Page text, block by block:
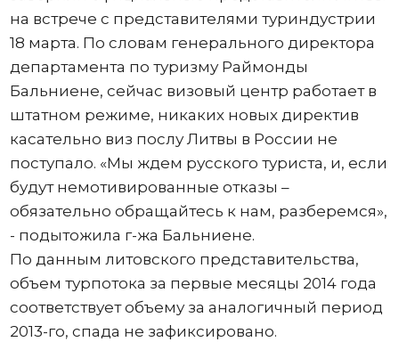
на встрече с представителями туриндустрии
18 марта. По словам генерального директора
департамента по туризму Раймонды
Бальниене, сейчас визовый центр работает в
штатном режиме, никаких новых директив
касательно виз послу Литвы в России не
поступало. «Мы ждем русского туриста, и, если
будут немотивированные отказы –
обязательно обращайтесь к нам, разберемся»,
- подытожила г-жа Бальниене.
По данным литовского представительства,
объем турпотока за первые месяцы 2014 года
соответствует объему за аналогичный период
2013-го, спада не зафиксировано.